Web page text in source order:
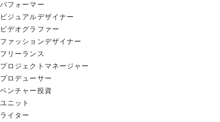
パフォーマー
ビジュアルデザイナー
ビデオグラファー
ファッションデザイナー
フリーランス
プロジェクトマネージャー
プロデューサー
ベンチャー投資
ユニット
ライター